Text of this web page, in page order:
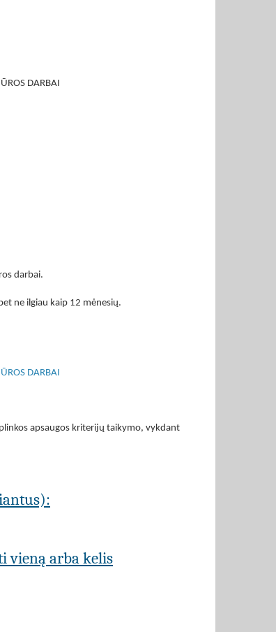
DARBAI
darbai.
ne ilgiau kaip 12 mėnesių.
DARBAI
apsaugos kriterijų taikymo, vykdant
vieną arba kelis